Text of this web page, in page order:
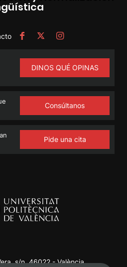
DINOS QUÉ OPINAS
Consúltanos
Pide una cita
s/n. 46022 - València